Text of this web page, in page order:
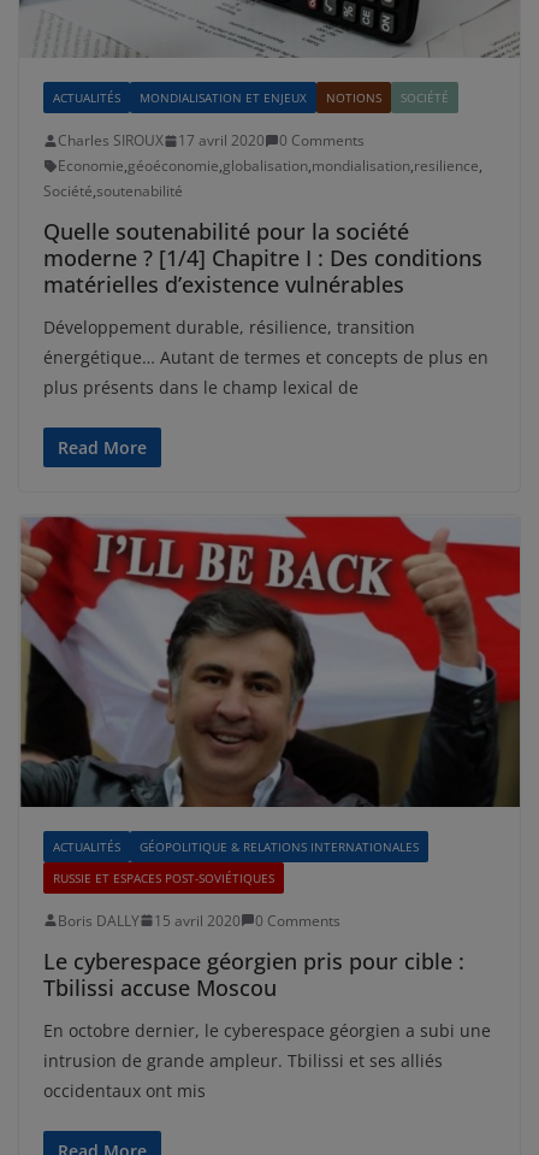
ACTUALITÉS MONDIALISATION ET ENJEUX NOTIONS SOCIÉTÉ
Charles SIROUX 17 avril 2020
0 Comments
Economie,géoéconomie,globalisation,mondialisation,resilience,
Société,soutenabilité
Quelle soutenabilité pour la société
moderne ? [1/4] Chapitre I : Des conditions
matérielles d’existence vulnérables
Développement durable, résilience, transition
énergétique… Autant de termes et concepts de plus en
plus présents dans le champ lexical de
Read More
ACTUALITÉS
GÉOPOLITIQUE & RELATIONS INTERNATIONALES
RUSSIE ET ESPACES POST-SOVIÉTIQUES
Boris DALLY 15 avril 2020 0 Comments
Le cyberespace géorgien pris pour cible :
Tbilissi accuse Moscou
En octobre dernier, le cyberespace géorgien a subi une
intrusion de grande ampleur. Tbilissi et ses alliés
occidentaux ont mis